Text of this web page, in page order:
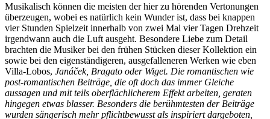
Musikalisch können die meisten der hier zu hörenden Vertonungen
überzeugen, wobei es natürlich kein Wunder ist, dass bei knappen
vier Stunden Spielzeit innerhalb von zwei Mal vier Tagen Drehzeit
irgendwann auch die Luft ausgeht. Besondere Liebe zum Detail
brachten die Musiker bei den frühen Stücken dieser Kollektion ein
sowie bei den eigenständigeren, ausgefalleneren Werken wie eben
Villa-Lobos, Janáček, Bragato oder Wiget. Die romantischen wie
post-romantischen Beiträge, die oft doch das immer Gleiche
aussagen und mit teils oberflächlicherem Effekt arbeiten, geraten
hingegen etwas blasser. Besonders die berühmtesten der Beiträge
wurden sängerisch mehr pflichtbewusst als inspiriert dargeboten,